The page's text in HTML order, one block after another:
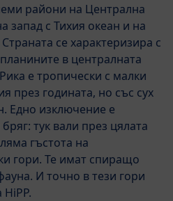
райони на Централна
запад с Тихия океан и на
се характеризира с
в централната
е тропически с малки
през годината, но със сух
Едно изключение е
тук вали през цялата
гъстота на
гори. Те имат спиращо
И точно в тези гори